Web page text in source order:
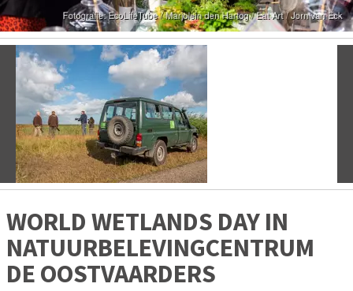
Vorige
WORLD WETLANDS DAY IN
NATUURBELEVINGCENTRUM
DE OOSTVAARDERS